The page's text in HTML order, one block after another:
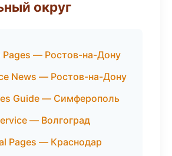
округ
Pages — Ростов-на-Дону
News — Ростов-на-Дону
Guide — Симферополь
— Волгоград
Pages — Краснодар